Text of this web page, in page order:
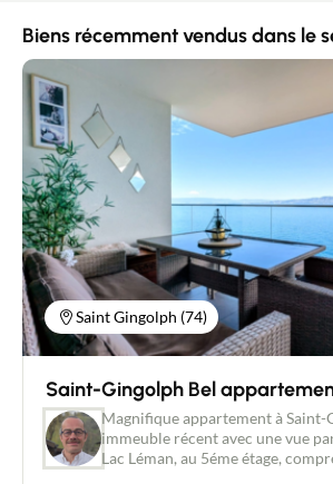
Biens récemment vendus dans le
Saint Gingolph (74)
Saint-Gingolph Bel
Magnifique appartement à Saint-
immeuble récent avec une vue
Lac Léman, au 5éme étage,